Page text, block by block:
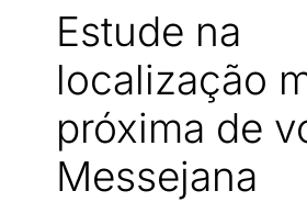
Estude na
localização
próxima de
Messejana